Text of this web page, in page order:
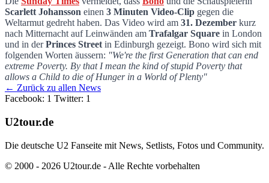
Bono und Scarlett Johansson gegen
Scarlett Johansson einen 3 Minuten Video-Clip gegen die
Weltarmut gedreht haben. Das Video wird am 31. Dezember kurz
nach Mitternacht auf Leinwänden am Trafalgar Square in London
und in derPrinces Street in Edinburgh gezeigt. Bono wird sich mit
folgenden Worten äussern: "We're the first Generation that can end
extreme Poverty. By that I mean the kind of stupid Poverty that
allows a Child to die of Hunger in a World of Plenty"
← Zurück zu allen News
Facebook: 1 Twitter: 1
U2tour.de
Die deutsche U2 Fanseite mit News, Setlists, Fotos und Community.
© 2000 - 2026 U2tour.de - Alle Rechte vorbehalten